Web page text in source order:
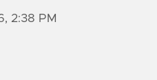
2:38 PM